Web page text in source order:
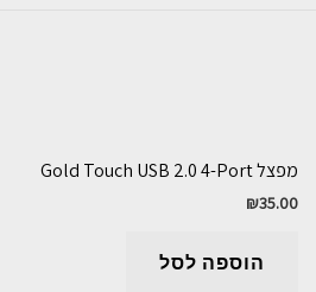
מפצל Gold Touch USB 2.0 4-Port
₪35.00
הוספה לסל